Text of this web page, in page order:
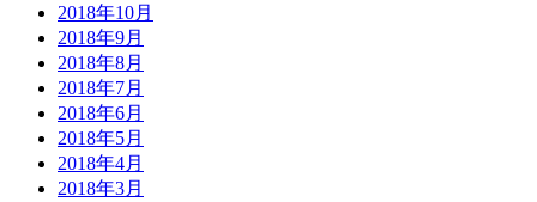
2018年10月
2018年9月
2018年8月
2018年7月
2018年6月
2018年5月
2018年4月
2018年3月